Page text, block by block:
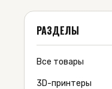
РАЗДЕЛЫ
Все товары
3D-принтеры